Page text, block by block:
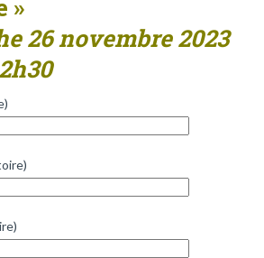
»
26 novembre 2023